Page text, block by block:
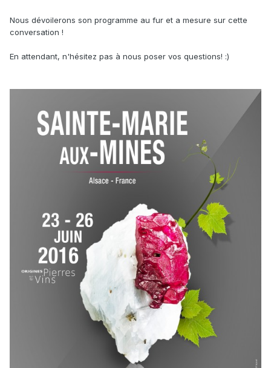
Nous dévoilerons son programme au fur et a mesure sur cette
conversation !
En attendant, n'hésitez pas à nous poser vos questions! :)